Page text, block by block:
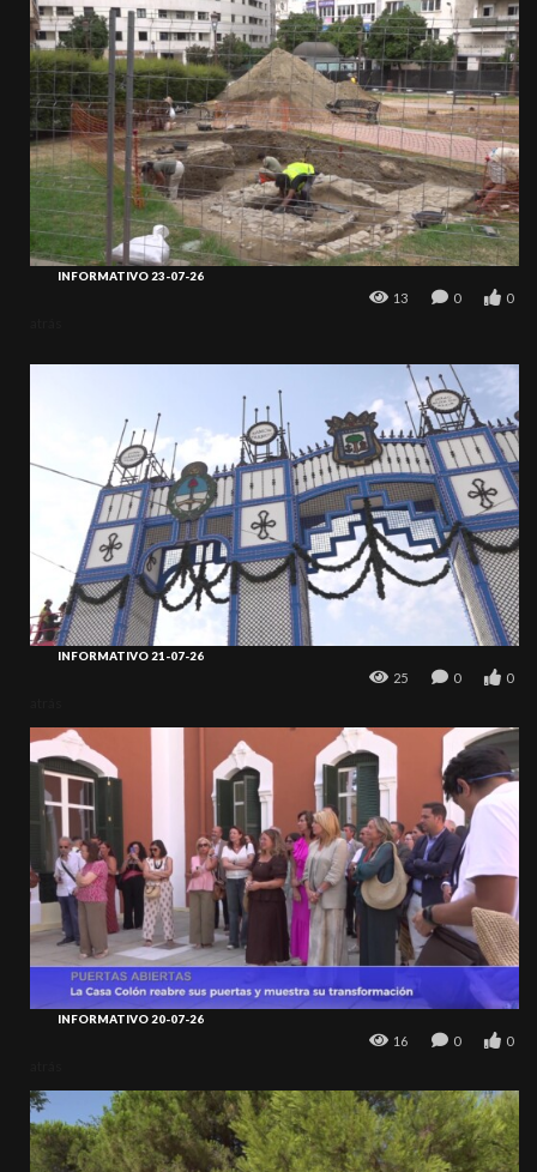
INFORMATIVO 23-07-26
13 0 0
INFORMATIVO 21-07-26
25 0 0
INFORMATIVO 20-07-26
16 0 0